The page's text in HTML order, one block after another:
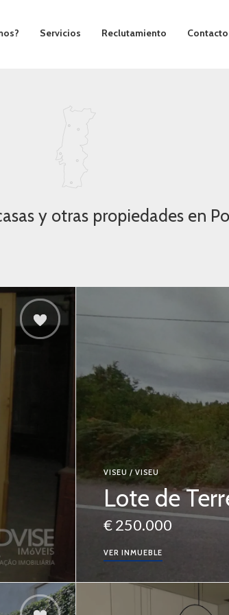
Servicios Reclutamiento
y otras propiedades en
VISEU / VISEU
Lote de
€ 250.000
VER INMUEBLE